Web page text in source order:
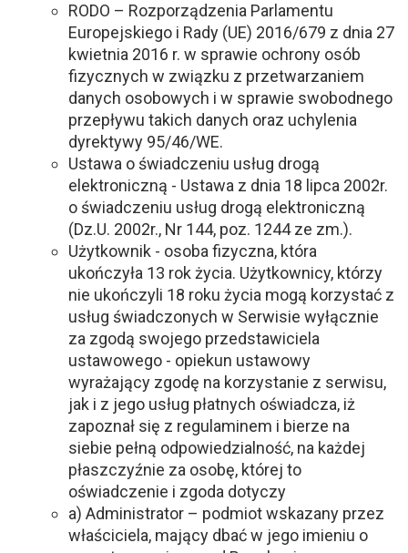
RODO – Rozporządzenia Parlamentu
Europejskiego i Rady (UE) 2016/679 z dnia 27
kwietnia 2016 r. w sprawie ochrony osób
fizycznych w związku z przetwarzaniem
danych osobowych i w sprawie swobodnego
przepływu takich danych oraz uchylenia
dyrektywy 95/46/WE.
Ustawa o świadczeniu usług drogą
elektroniczną - Ustawa z dnia 18 lipca 2002r.
o świadczeniu usług drogą elektroniczną
(Dz.U. 2002r., Nr 144, poz. 1244 ze zm.).
Użytkownik - osoba fizyczna, która
ukończyła 13 rok życia. Użytkownicy, którzy
nie ukończyli 18 roku życia mogą korzystać z
usług świadczonych w Serwisie wyłącznie
za zgodą swojego przedstawiciela
ustawowego - opiekun ustawowy
wyrażający zgodę na korzystanie z serwisu,
jak i z jego usług płatnych oświadcza, iż
zapoznał się z regulaminem i bierze na
siebie pełną odpowiedzialność, na każdej
płaszczyźnie za osobę, której to
oświadczenie i zgoda dotyczy
a) Administrator – podmiot wskazany przez
właściciela, mający dbać w jego imieniu o